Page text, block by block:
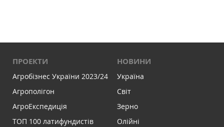
ПРОЕКТИ
Агробізнес України 2023/24
Агрополігон
АгроЕкспедиція
ТОП 100 латифундистів
НОВИНИ
Україна
Світ
Зерно
Олійні